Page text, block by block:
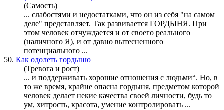
(Самость)
... слабостями и недостатками, что он из себя "на самом
деле" представляет. Так развивается ГОРДЫНЯ. При
этом человек отчуждается и от своего реального
(наличного Я), и от давно вытесненного
потенциального ...
50. Как одолеть гордыню
(Тревога и рост)
... и поддерживать хорошие отношения с людьми“. Но, в
то же время, крайне опасна гордыня, предметом которой
человек делает некие качества своей личности, будь то
ум, хитрость, красота, умение контролировать ...